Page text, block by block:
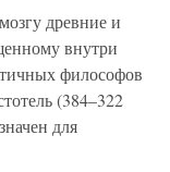
древние и
внутри
философов
(384–322
для